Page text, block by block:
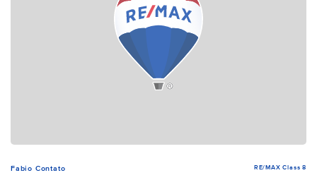
Fabio Contato RE/MAX Class 8